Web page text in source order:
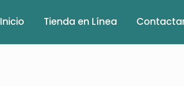
Inicio Tienda en Línea